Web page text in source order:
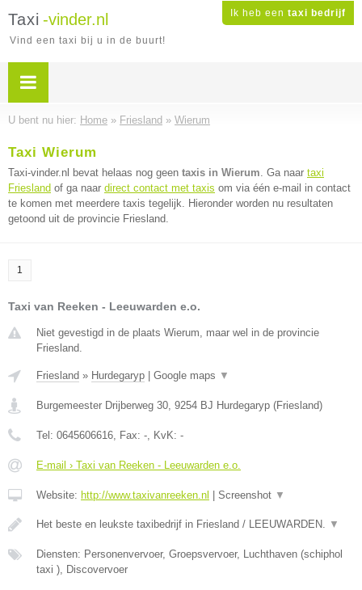
Ik heb een taxi bedrijf
Taxi -vinder.nl
Vind een taxi bij u in de buurt!
U bent nu hier: Home » Friesland » Wierum
Taxi Wierum
Taxi-vinder.nl bevat helaas nog geen taxis in Wierum. Ga naar taxi
Friesland of ga naar direct contact met taxis om via één e-mail in contact
te komen met meerdere taxis tegelijk. Hieronder worden nu resultaten
getoond uit de provincie Friesland.
1
Taxi van Reeken - Leeuwarden e.o.
Niet gevestigd in de plaats Wierum, maar wel in de provincie
Friesland.
Friesland » Hurdegaryp Google maps ▼
Burgemeester Drijberweg 30, 9254 BJ Hurdegaryp (Friesland)
Tel: 0645606616, Fax: -, KvK: -
E-mail › Taxi van Reeken - Leeuwarden e.o.
Website: http://www.taxivanreeken.nl Screenshot ▼
Het beste en leukste taxibedrijf in Friesland / LEEUWARDEN. ▼
Diensten: Personenvervoer, Groepsvervoer, Luchthaven (schiphol
taxi ), Discovervoer